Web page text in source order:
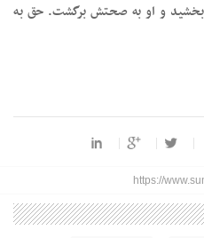
بخشید و او به صحتش برگشت. حق به
https://